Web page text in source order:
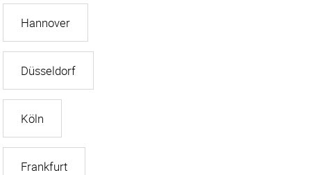
Hannover
Düsseldorf
Köln
Frankfurt